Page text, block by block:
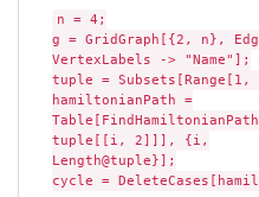
n = 4;
g = GridGraph[{2, n},
VertexLabels -> "Name"];
tuple =
hamiltonianPath =
tuple[[i, 2]]], {i,
Length@tuple}];
cycle =